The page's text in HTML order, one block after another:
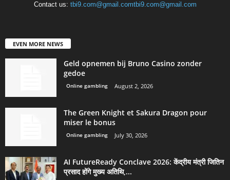
Contact us: tbi9.com@gmail.comtbi9.com@gmail.com
EVEN MORE NEWS
Geld opnemen bij Bruno Casino zonder
gedoe
Online gambling August 2, 2026
The Green Knight et Sakura Dragon pour
miser le bonus
Online gambling July 30, 2026
AI FutureReady Conclave 2026: केंद्रीय मंत्री जितिन
प्रसाद होंगे मुख्य अतिथि,...